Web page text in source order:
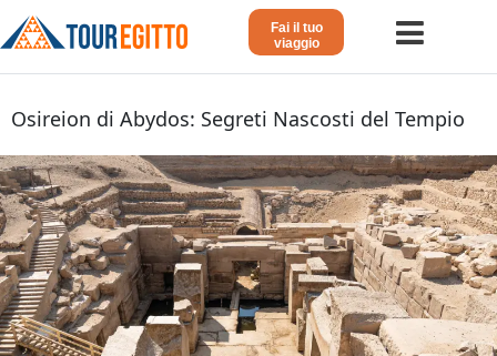
Fai il tuo
viaggio
Crociera sul Nilo
Vacanze Lusso in Egitto
Dahabeya Lusso
Agosto in Egitto
Osireion di Abydos: Segreti Nascosti del Tempio